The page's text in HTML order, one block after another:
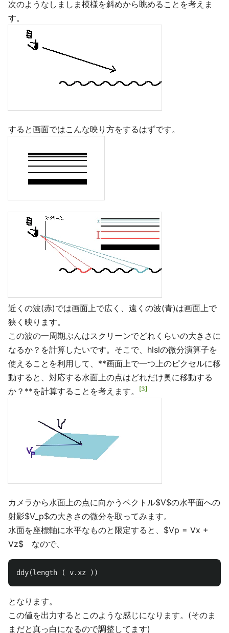
次のようなしましま模様を斜めから眺めることを考えま
す。
すると画面ではこんな映り方をするはずです。
近くの波(赤)では画面上で広く、遠くの波(青)は画面上で
狭く映ります。
この波の一周期ぶんはスクリーンでどれくらいの大きさに
なるか？を計算したいです。そこで、hlslの微分演算子を
使えることを利用して、**画面上で一つ上のピクセルに移
動すると、対応する水面上の点はどれだけ奥に移動する
か？**を計算することを考えます。
3
カメラから水面上の点に向かうベクトル$V$の水平面への
射影$V_p$の大きさの微分を取ってみます。
水面を座標軸に水平なものと限定すると、$Vp = Vx +
Vz$ なので、
ddy(length ( v. xz ))
となります。
この値を出力するとこのような感じになります。(そのま
まだと真っ白になるので調整してます)